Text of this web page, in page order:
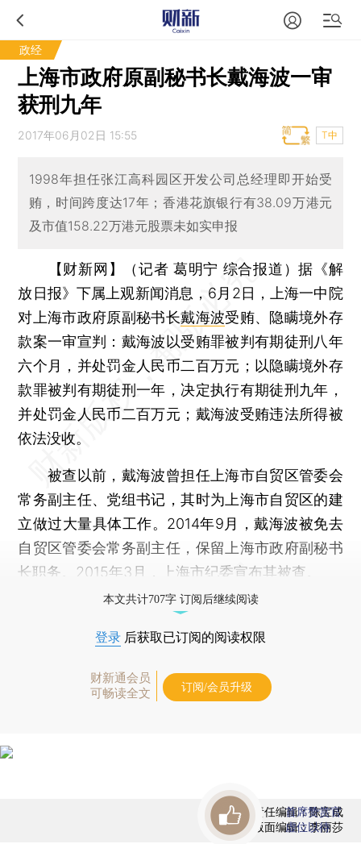
政经
上海市政府原副秘书长戴海波一审
获刑九年
2017年06月02日 15:55 T中
1998年担任张江高科园区开发公司总经理即开始受
贿，时间跨度达17年；香港花旗银行有38.09万港元
及市值158.22万港元股票未如实申报
【财新网】（记者 葛明宁 综合报道）据《解
放日报》下属上观新闻消息，6月2日，上海一中院
对上海市政府原副秘书长戴海波受贿、隐瞒境外存
款案一审宣判：戴海波以受贿罪被判有期徒刑八年
六个月，并处罚金人民币二百万元；以隐瞒境外存
款罪被判有期徒刑一年，决定执行有期徒刑九年，
并处罚金人民币二百万元；戴海波受贿违法所得被
依法没收。
被查以前，戴海波曾担任上海市自贸区管委会
常务副主任、党组书记，其时为上海市自贸区的建
立做过大量具体工作。2014年9月，戴海波被免去
自贸区管委会常务副主任，保留上海市政府副秘书
长职务。2015年3月，上海市纪委宣布其被查。
本文共计707字 订阅后继续阅读
登录 后获取已订阅的阅读权限
财新通会员
可畅读全文
订阅/会员升级
责任编辑：陈宝成
版面编辑：李丽莎
首席赞赏官
虚位以待